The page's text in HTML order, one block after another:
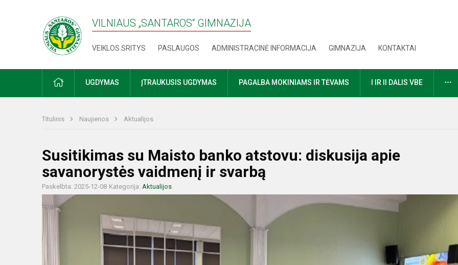
VILNIAUS „SANTAROS“ GIMNAZIJA
VEIKLOS SRITYS PASLAUGOS ADMINISTRACINĖ INFORMACIJA GIMNAZIJA KONTAKTAI
PRADŽIAUGDYMAS ĮTRAUKUSIS UGDYMAS PAGALBA MOKINIAMS IR TĖVAMS I IR II DALIS VBE
Titulinis Naujienos Aktualijos
Susitikimas su Maisto banko atstovu: diskusija apie
savanorystės vaidmenį ir svarbą
Paskelbta: 2025-12-08 Kategorija: Aktualijos